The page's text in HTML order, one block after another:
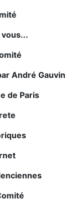
vous...
André Gauvin
de Paris